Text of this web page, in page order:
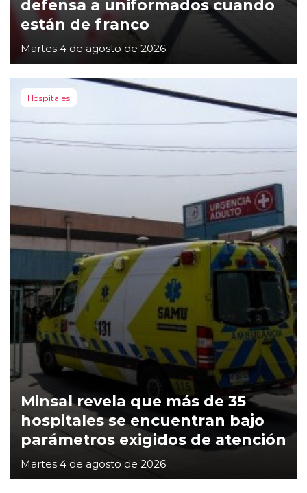
defensa a uniformados cuando
están de franco
Martes 4 de agosto de 2026
Hospitales
Minsal revela que más de 35
hospitales se encuentran bajo
parámetros exigidos de atención
Martes 4 de agosto de 2026